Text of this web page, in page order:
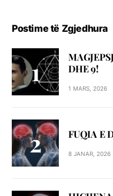
Postime të Zgjedhura
DHE 9!
1 MARS, 2026
FUQIA E
8 JANAR, 2026